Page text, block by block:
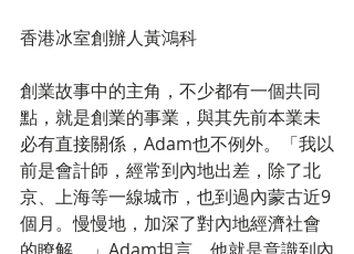
香港冰室創辦人黃鴻科
創業故事中的主角，不少都有一個共同
點，就是創業的事業，與其先前本業未
必有直接關係，Adam也不例外。「我以
前是會計師，經常到內地出差，除了北
京、上海等一線城市，也到過內蒙古近9
個月。慢慢地，加深了對內地經濟社會